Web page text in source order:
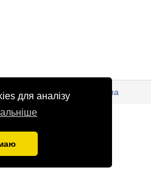
для аналізу
інформація
Реклама